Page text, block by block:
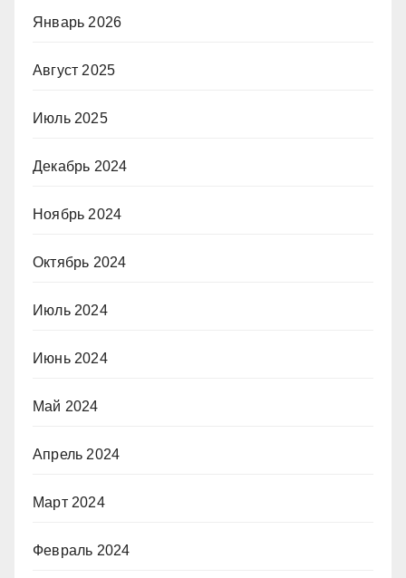
Январь 2026
Август 2025
Июль 2025
Декабрь 2024
Ноябрь 2024
Октябрь 2024
Июль 2024
Июнь 2024
Май 2024
Апрель 2024
Март 2024
Февраль 2024